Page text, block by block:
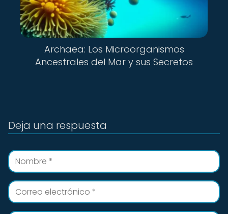
Archaea: Los Microorganismos
Ancestrales del Mar y sus Secretos
Deja una respuesta